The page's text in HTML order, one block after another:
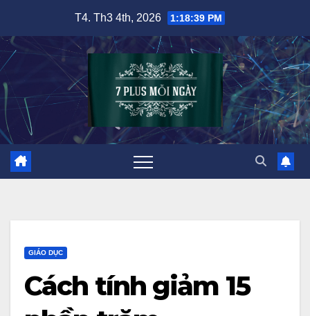
content
T4. Th3 4th, 2026 1:18:40 PM
GIÁO DỤC
Cách tính giảm 15